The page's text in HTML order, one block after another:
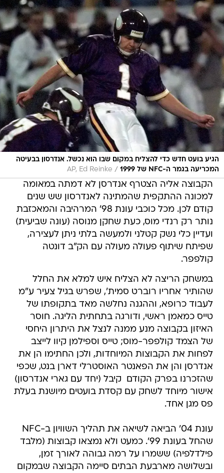
הגיע בועט חדש כדי להצליח במקום שבו הוא נכשל. אנדרסון בבעיטה
המכריעה בגמר ה-NFC של 1999
/
AP, Ed Reinke
הקבוצה אליה הצטרף אנדרסן לא דמתה במאומה
למכונה ההתקפית שהמתינה לאנדרסון שש שנים
קודם לכן. מכל כוכבי עונת 98' המרהיבה והמאכזבת
נותר רק רנדי מוס, כעת שחקן מנוסה (עונה שביעית)
ועדיין כלי נשק קטלני ולמעשה בלתי ניתן לעצירה,
שפיתח שיתוף פעולה מעולה עם הק"ב דונטה
קולפפר.
במשחק הריצה לא הצליח איש למלא את החלל
שהותיר אחריו רוברט סמית', שפרש בגיל צעיר ע"מ
לעבוד כרופא, וההגנה נחלשה מאד בתקופתו של
טייס כמאמן ראשי, ודורגה בתחתית הליגה. חוסר
האיזון בקבוצה מנע ממנה לנצל את היתרון היחסי
של הצמד קולפפר-מוס; טייס וספילמן קיוו לייצב
לפחות את הקבוצות המיוחדות, ולכן החתימו הן את
אנדרסן והן את הפאנטר האוסטרלי דארן בנט, שכפי
שהזכרנו בפרק הקודם  קיבל (יחד עם גארי אנדרסון)
אישור מיוחד לשחק עם קסדת בועטים מיושנת בעלת
פס מגן אחד.
עונת 04' הביאה לשיאה את תהליך השוויון ב-NFC
שהחל בעונת 99'. כמעט ולא נמצאו קבוצות (מלבד
פילדלפיה) ששמרו על רמה גבוהה לאורך זמן,
ובשלושה מארבעת הבתים סיימה הקבוצה שבמקום